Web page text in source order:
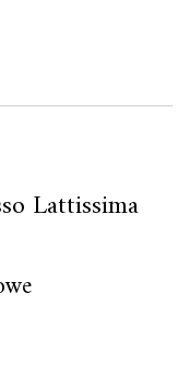
Lattissima